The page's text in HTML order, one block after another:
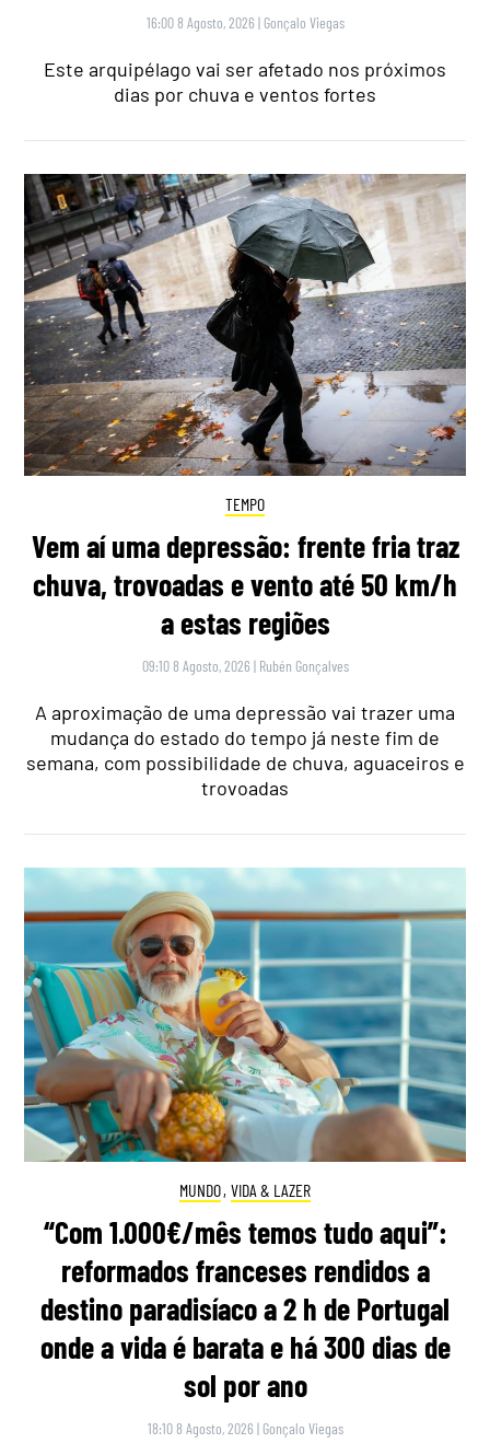
16:00 8 Agosto, 2026 | Gonçalo Viegas
Este arquipélago vai ser afetado nos próximos
dias por chuva e ventos fortes
TEMPO
Vem aí uma depressão: frente fria traz
chuva, trovoadas e vento até 50 km/h
a estas regiões
09:10 8 Agosto, 2026 | Rubén Gonçalves
A aproximação de uma depressão vai trazer uma
mudança do estado do tempo já neste fim de
semana, com possibilidade de chuva, aguaceiros e
trovoadas
MUNDO, VIDA & LAZER
“Com 1.000€/mês temos tudo aqui”:
reformados franceses rendidos a
destino paradisíaco a 2 h de Portugal
onde a vida é barata e há 300 dias de
sol por ano
18:10 8 Agosto, 2026 | Gonçalo Viegas